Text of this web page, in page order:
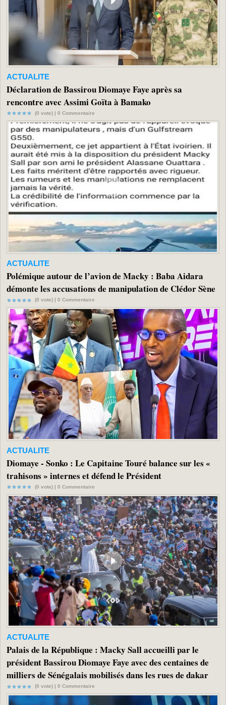
ACTUALITE
Déclaration de Bassirou Diomaye Faye après sa
rencontre avec Assimi Goïta à Bamako
(0 vote) | 0 Commentaire
ACTUALITE
Polémique autour de l’avion de Macky : Baba Aidara
démonte les accusations de manipulation de Clédor Sène
(0 vote) | 0 Commentaire
ACTUALITE
Diomaye - Sonko : Le Capitaine Touré balance sur les «
trahisons » internes et défend le Président
(0 vote) | 0 Commentaire
ACTUALITE
Palais de la République : Macky Sall accueilli par le
président Bassirou Diomaye Faye avec des centaines de
milliers de Sénégalais mobilisés dans les rues de dakar
(0 vote) | 0 Commentaire